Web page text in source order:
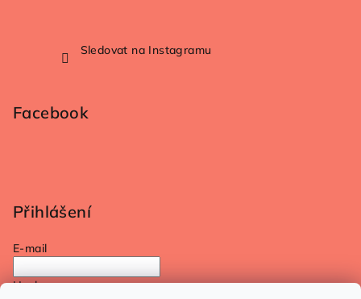
Sledovat na Instagramu
Facebook
Přihlášení
E-mail
Heslo